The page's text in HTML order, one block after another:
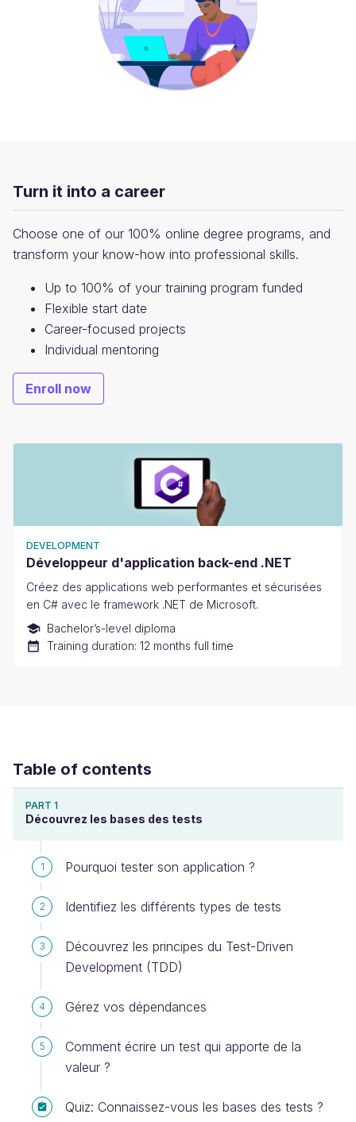
Turn it into a career
Choose one of our 100% online degree programs, and
transform your know-how into professional skills.
Up to 100% of your training program funded
Flexible start date
Career-focused projects
Individual mentoring
Enroll now
DEVELOPMENT
Développeur d'application back-end .NET
Créez des applications web performantes et sécurisées
en C# avec le framework .NET de Microsoft.
Bachelor’s-level diploma
Training duration: 12 months full time
Table of contents
PART 1
Découvrez les bases des tests
1 Pourquoi tester son application ?
2 Identifiez les différents types de tests
3
Découvrez les principes du Test-Driven
Development (TDD)
4 Gérez vos dépendances
5
Comment écrire un test qui apporte de la
valeur ?
Quiz: Connaissez-vous les bases des tests ?